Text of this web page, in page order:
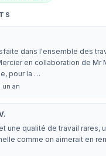
dans l'ensemble des
en collaboration de Mr
pour la …
un an
une qualité de travail rares,
comme on aimerait en